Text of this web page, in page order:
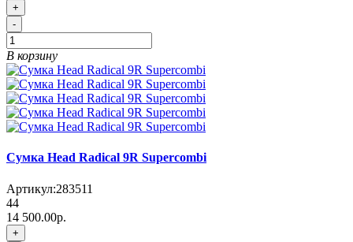
+
-
В корзину
Сумка Head Radical 9R Supercombi
Артикул:283511
44
14 500.00р.
+